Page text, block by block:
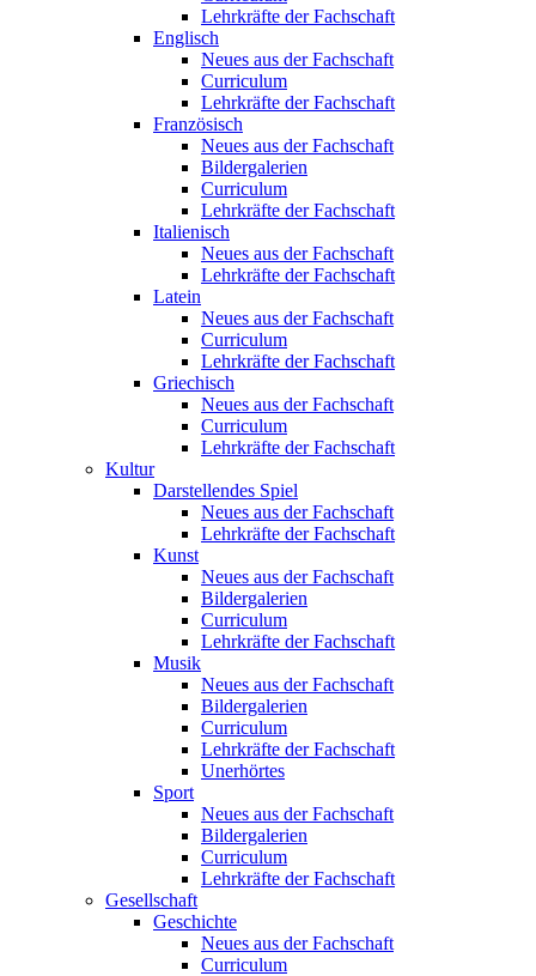
Lehrkräfte der Fachschaft
Englisch
Neues aus der Fachschaft
Curriculum
Lehrkräfte der Fachschaft
Französisch
Neues aus der Fachschaft
Bildergalerien
Curriculum
Lehrkräfte der Fachschaft
Italienisch
Neues aus der Fachschaft
Lehrkräfte der Fachschaft
Latein
Neues aus der Fachschaft
Curriculum
Lehrkräfte der Fachschaft
Griechisch
Neues aus der Fachschaft
Curriculum
Lehrkräfte der Fachschaft
Kultur
Darstellendes Spiel
Neues aus der Fachschaft
Lehrkräfte der Fachschaft
Kunst
Neues aus der Fachschaft
Bildergalerien
Curriculum
Lehrkräfte der Fachschaft
Musik
Neues aus der Fachschaft
Bildergalerien
Curriculum
Lehrkräfte der Fachschaft
Unerhörtes
Sport
Neues aus der Fachschaft
Bildergalerien
Curriculum
Lehrkräfte der Fachschaft
Gesellschaft
Geschichte
Neues aus der Fachschaft
Curriculum